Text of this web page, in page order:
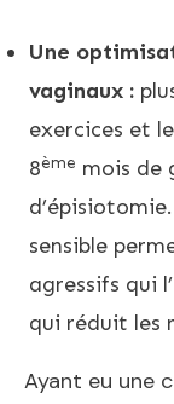
Une
vaginaux :
exercices et
8ème mois de
sensible
agressifs qui
qui réduit les
Ayant eu une